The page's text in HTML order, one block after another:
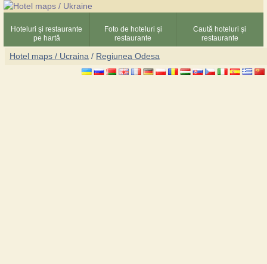
Hoteluri şi restaurante
pe hartă
Foto de hoteluri şi
restaurante
Caută hoteluri şi
restaurante
Hotel maps / Ucraina / Regiunea Odesa